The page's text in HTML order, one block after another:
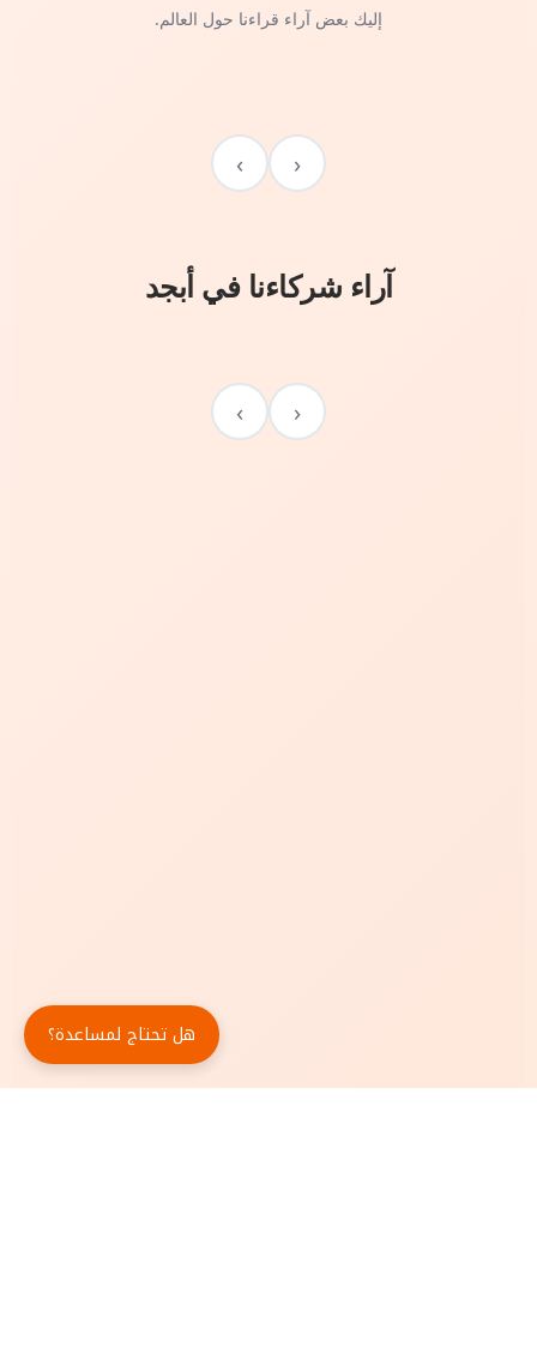
إليك بعض آراء قراءنا حول العالم.
‹
›
آراء شركاءنا في أبجد
‹
›
هل تحتاج لمساعدة؟